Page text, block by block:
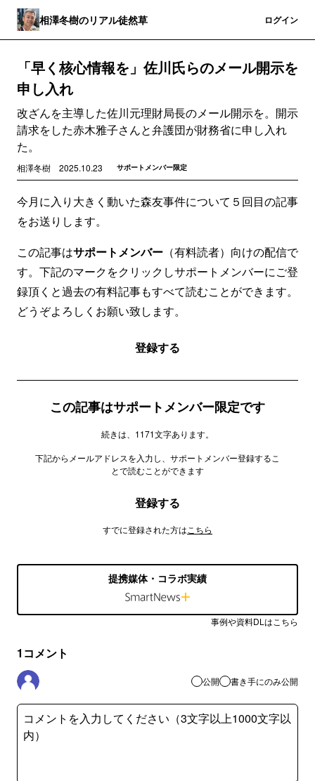
相澤冬樹のリアル徒然草 ログイン
「早く核心情報を」佐川氏らのメール開示を
申し入れ
改ざんを主導した佐川元理財局長のメール開示を。開示
請求をした赤木雅子さんと弁護団が財務省に申し入れ
た。
相澤冬樹 2025.10.23 サポートメンバー限定
今月に入り大きく動いた森友事件について５回目の記事
をお送りします。
この記事はサポートメンバー （有料読者）向けの配信で
す。下記のマークをクリックしサポートメンバーにご登
録頂くと過去の有料記事もすべて読むことができます。
どうぞよろしくお願い致します。
登録する
この記事はサポートメンバー限定です
続きは、1171文字あります。
下記からメールアドレスを入力し、サポートメンバー登録するこ
とで読むことができます
登録する
すでに登録された方は こちら
提携媒体・コラボ実績
事例や資料DLはこちら
1 コメント
公開 書き手にのみ公開